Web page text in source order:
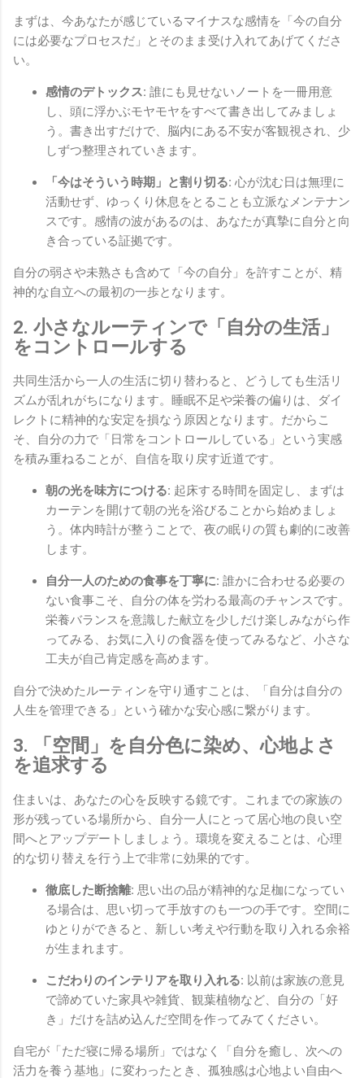
まずは、今あなたが感じているマイナスな感情を「今の自分
には必要なプロセスだ」とそのまま受け入れてあげてくださ
い。
感情のデトックス: 誰にも見せないノートを一冊用意
し、頭に浮かぶモヤモヤをすべて書き出してみましょ
う。書き出すだけで、脳内にある不安が客観視され、少
しずつ整理されていきます。
「今はそういう時期」と割り切る: 心が沈む日は無理に
活動せず、ゆっくり休息をとることも立派なメンテナン
スです。感情の波があるのは、あなたが真摯に自分と向
き合っている証拠です。
自分の弱さや未熟さも含めて「今の自分」を許すことが、精
神的な自立への最初の一歩となります。
2. 小さなルーティンで「自分の生活」
をコントロールする
共同生活から一人の生活に切り替わると、どうしても生活リ
ズムが乱れがちになります。睡眠不足や栄養の偏りは、ダイ
レクトに精神的な安定を損なう原因となります。だからこ
そ、自分の力で「日常をコントロールしている」という実感
を積み重ねることが、自信を取り戻す近道です。
朝の光を味方につける: 起床する時間を固定し、まずは
カーテンを開けて朝の光を浴びることから始めましょ
う。体内時計が整うことで、夜の眠りの質も劇的に改善
します。
自分一人のための食事を丁寧に: 誰かに合わせる必要の
ない食事こそ、自分の体を労わる最高のチャンスです。
栄養バランスを意識した献立を少しだけ楽しみながら作
ってみる、お気に入りの食器を使ってみるなど、小さな
工夫が自己肯定感を高めます。
自分で決めたルーティンを守り通すことは、「自分は自分の
人生を管理できる」という確かな安心感に繋がります。
3. 「空間」を自分色に染め、心地よさ
を追求する
住まいは、あなたの心を反映する鏡です。これまでの家族の
形が残っている場所から、自分一人にとって居心地の良い空
間へとアップデートしましょう。環境を変えることは、心理
的な切り替えを行う上で非常に効果的です。
徹底した断捨離: 思い出の品が精神的な足枷になってい
る場合は、思い切って手放すのも一つの手です。空間に
ゆとりができると、新しい考えや行動を取り入れる余裕
が生まれます。
こだわりのインテリアを取り入れる: 以前は家族の意見
で諦めていた家具や雑貨、観葉植物など、自分の「好
き」だけを詰め込んだ空間を作ってみてください。
自宅が「ただ寝に帰る場所」ではなく「自分を癒し、次への
活力を養う基地」に変わったとき、孤独感は心地よい自由へ